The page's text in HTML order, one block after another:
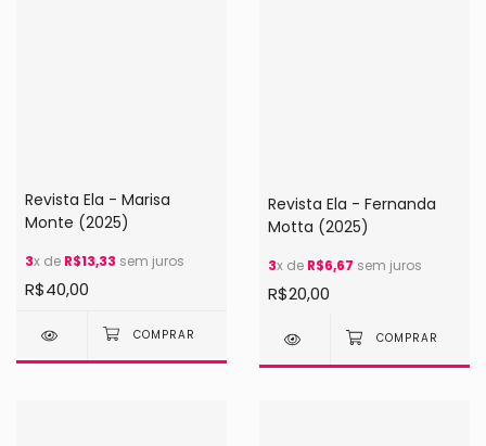
Revista Ela - Marisa
Monte (2025)
3x de R$13,33 sem juros
R$40,00
Revista Ela - Fernanda
Motta (2025)
3x de R$6,67 sem juros
R$20,00